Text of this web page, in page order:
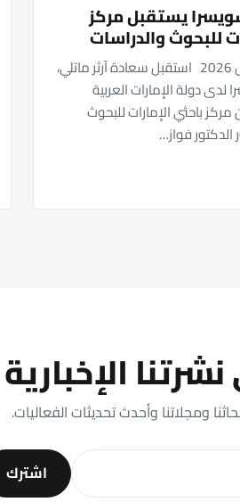
يستقبل مركز
للبحوث والدراسات
أبوظبي، أغسطس 2026 استقبل سعادة آرثر ماتلي،
دولة الإمارات العربية
باحثي الإمارات للبحوث
فواز…
الإخبارية
ومجلاتنا وأحدث تحديثات الفعاليات.
اشترك